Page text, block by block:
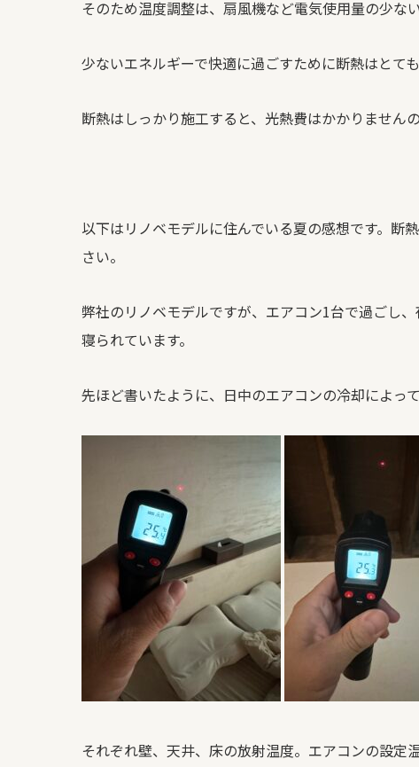
そのため温度調整は、扇風機など電気使用量の少な
少ないエネルギーで快適に過ごすために断熱はとて
断熱はしっかり施工すると、光熱費はかかりません
以下はリノベモデルに住んでいる夏の感想です。断
さい。
弊社のリノベモデルですが、エアコン1台で過ごし
寝られています。
先ほど書いたように、日中のエアコンの冷却によっ
それぞれ壁、天井、床の放射温度。エアコンの設